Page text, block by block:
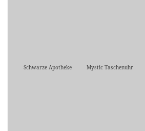
Schwarze Apotheke Mystic Taschenuhr